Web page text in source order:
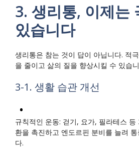
3. 생리통, 이제는
있습니다
생리통은 참는 것이 답이 아닙니다. 적
을 줄이고 삶의 질을 향상시킬 수 있습
3-1. 생활 습관 개선
규칙적인 운동: 걷기, 요가, 필라테스
환을 촉진하고 엔도르핀 분비를 늘려
다.